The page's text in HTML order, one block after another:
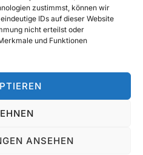
zustimmst, können wir
IDs auf dieser Website
nicht erteilst oder
und Funktionen
ANSEHEN
GENERALVERTRETUNG
TRITZ
Wettbergen Tennis